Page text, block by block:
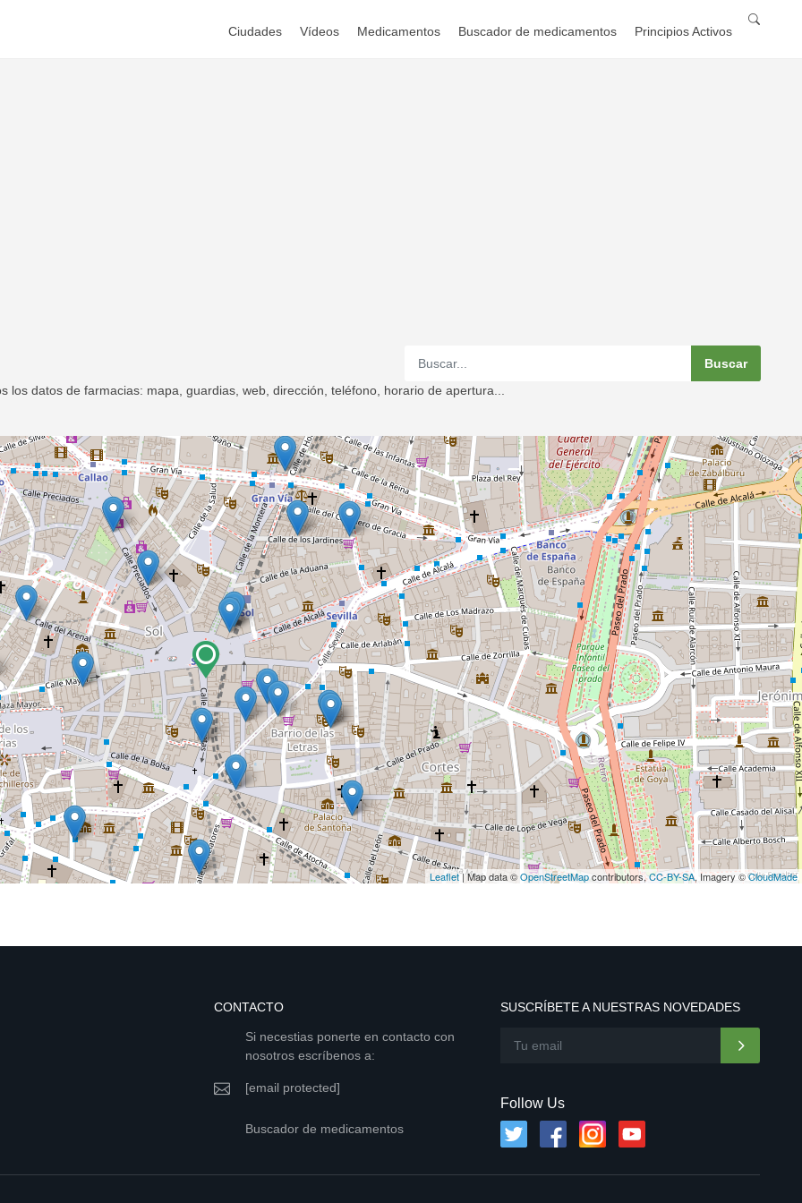
Ciudades Vídeos Medicamentos Buscador de medicamentos Principios Activos
datos de farmacias: mapa, guardias, web, dirección, teléfono, horario de apertura...
Leaflet| Map data ©OpenStreetMapcontributors,CC-BY-SA, Imagery ©CloudMade
CONTACTO
Si necestias ponerte en contacto con
nosotros escríbenos a:
[email protected]
Buscador de medicamentos
SUSCRÍBETE A NUESTRAS NOVEDADES
Follow Us